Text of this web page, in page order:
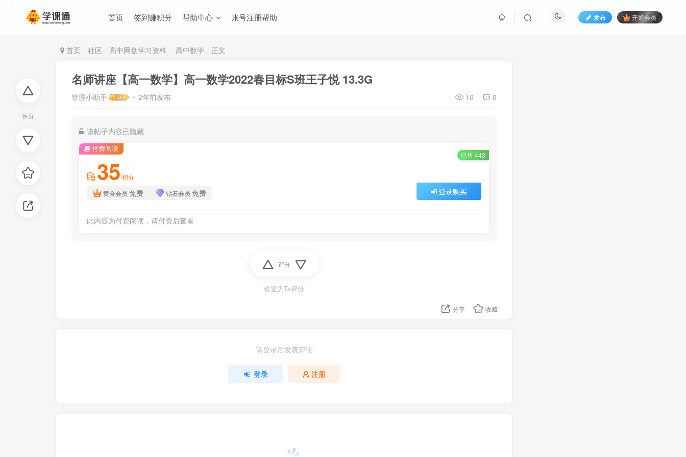
首页 签到赚积分 帮助中心 账号注册帮助 发布 开通会员
评分
首页 社区 高中网盘学习资料 高中数学 正文
名师讲座【高一数学】高一数学2022春目标S班王子悦 13.3G
管理小助手 2年前发布 10 0
该帖子内容已隐藏
付费阅读
已售 443
35 积分
黄金会员 免费 钻石会员 免费 登录购买
此内容为付费阅读，请付费后查看
评分
欢迎为Ta评分
分享 收藏
请登录后发表评论
登录 注册